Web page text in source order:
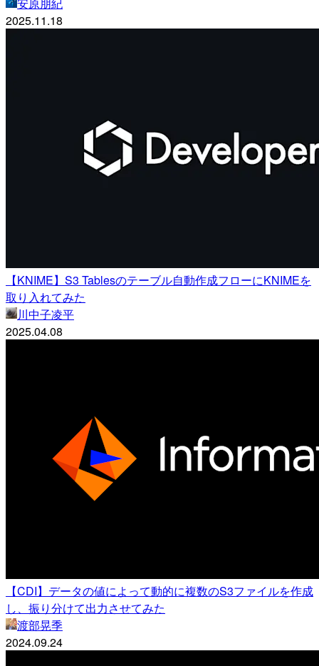
安原朋紀
2025.11.18
【KNIME】S3 Tablesのテーブル自動作成フローにKNIMEを
取り入れてみた
川中子凌平
2025.04.08
【CDI】データの値によって動的に複数のS3ファイルを作成
し、振り分けて出力させてみた
渡部晃季
2024.09.24